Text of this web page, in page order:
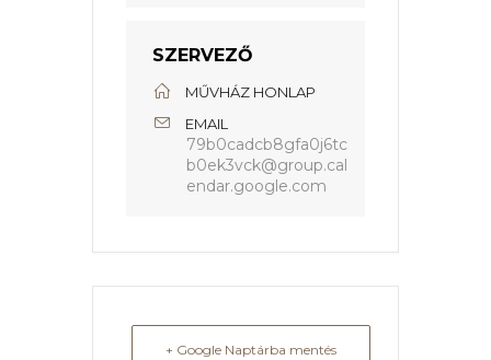
SZERVEZŐ
MŰVHÁZ HONLAP
EMAIL
79b0cadcb8gfa0j6tc
b0ek3vck@group.cal
endar.google.com
+ Google Naptárba mentés